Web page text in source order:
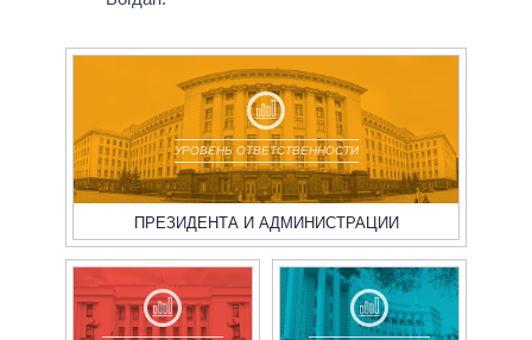
УРОВЕНЬ ОТВЕТСТВЕННОСТИ
ПРЕЗИДЕНТА И АДМИНИСТРАЦИИ